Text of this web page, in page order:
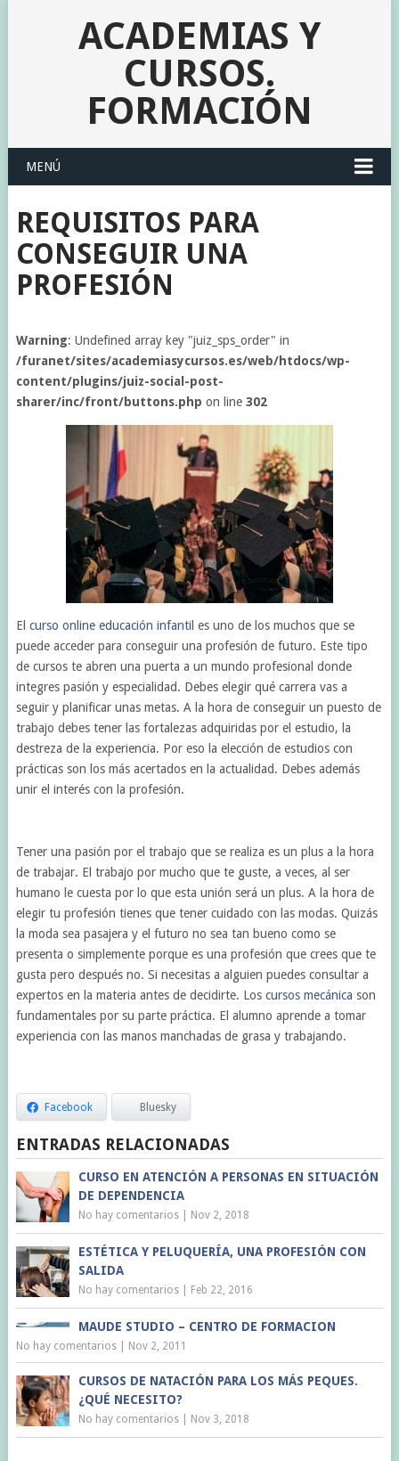
ACADEMIAS Y
CURSOS.
FORMACIÓN
MENÚ
REQUISITOS PARA
CONSEGUIR UNA
PROFESIÓN
Warning: Undefined array key "juiz_sps_order" in
/furanet/sites/academiasycursos.es/web/htdocs/wp-
content/plugins/juiz-social-post-
sharer/inc/front/buttons.php on line 302
El curso online educación infantil es uno de los muchos que se
puede acceder para conseguir una profesión de futuro. Este tipo
de cursos te abren una puerta a un mundo profesional donde
integres pasión y especialidad. Debes elegir qué carrera vas a
seguir y planificar unas metas. A la hora de conseguir un puesto de
trabajo debes tener las fortalezas adquiridas por el estudio, la
destreza de la experiencia. Por eso la elección de estudios con
prácticas son los más acertados en la actualidad. Debes además
unir el interés con la profesión.
Tener una pasión por el trabajo que se realiza es un plus a la hora
de trabajar. El trabajo por mucho que te guste, a veces, al ser
humano le cuesta por lo que esta unión será un plus. A la hora de
elegir tu profesión tienes que tener cuidado con las modas. Quizás
la moda sea pasajera y el futuro no sea tan bueno como se
presenta o simplemente porque es una profesión que crees que te
gusta pero después no. Si necesitas a alguien puedes consultar a
expertos en la materia antes de decidirte. Los cursos mecánica son
fundamentales por su parte práctica. El alumno aprende a tomar
experiencia con las manos manchadas de grasa y trabajando.
Facebook Bluesky
ENTRADAS RELACIONADAS
CURSO EN ATENCIÓN A PERSONAS EN SITUACIÓN
DE DEPENDENCIA
No hay comentarios| Nov 2, 2018
ESTÉTICA Y PELUQUERÍA, UNA PROFESIÓN CON
SALIDA
No hay comentarios| Feb 22, 2016
MAUDE STUDIO – CENTRO DE FORMACION
No hay comentarios| Nov 2, 2011
CURSOS DE NATACIÓN PARA LOS MÁS PEQUES.
¿QUÉ NECESITO?
No hay comentarios| Nov 3, 2018